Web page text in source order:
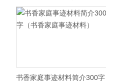
因）
书香家庭事迹材料简介300字